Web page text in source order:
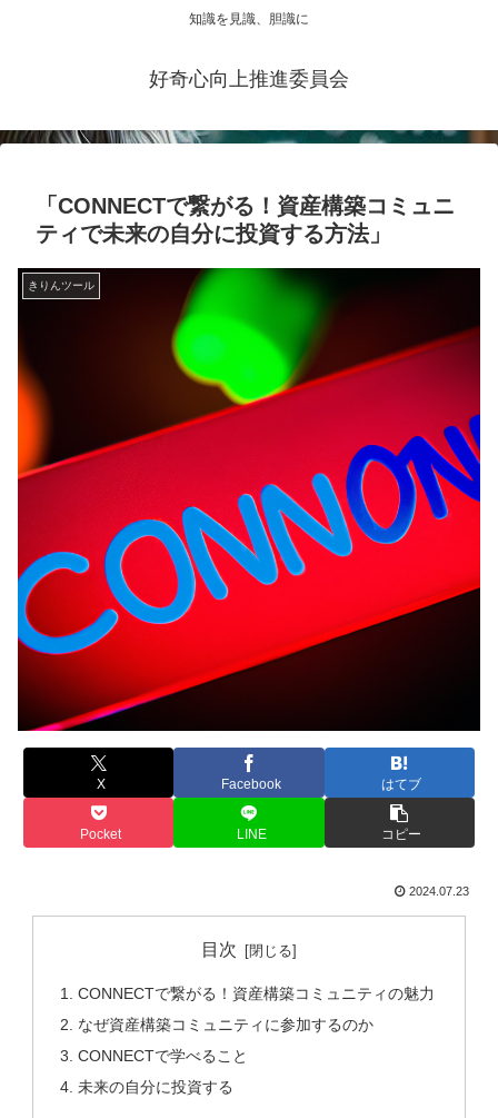
知識を見識、胆識に
好奇心向上推進委員会
「CONNECTで繋がる！資産構築コミュニ
ティで未来の自分に投資する方法」
きりんツール
X Facebook はてブ
Pocket LINE コピー
2024.07.23
目次
CONNECTで繋がる！資産構築コミュニティの魅力
なぜ資産構築コミュニティに参加するのか
CONNECTで学べること
未来の自分に投資する